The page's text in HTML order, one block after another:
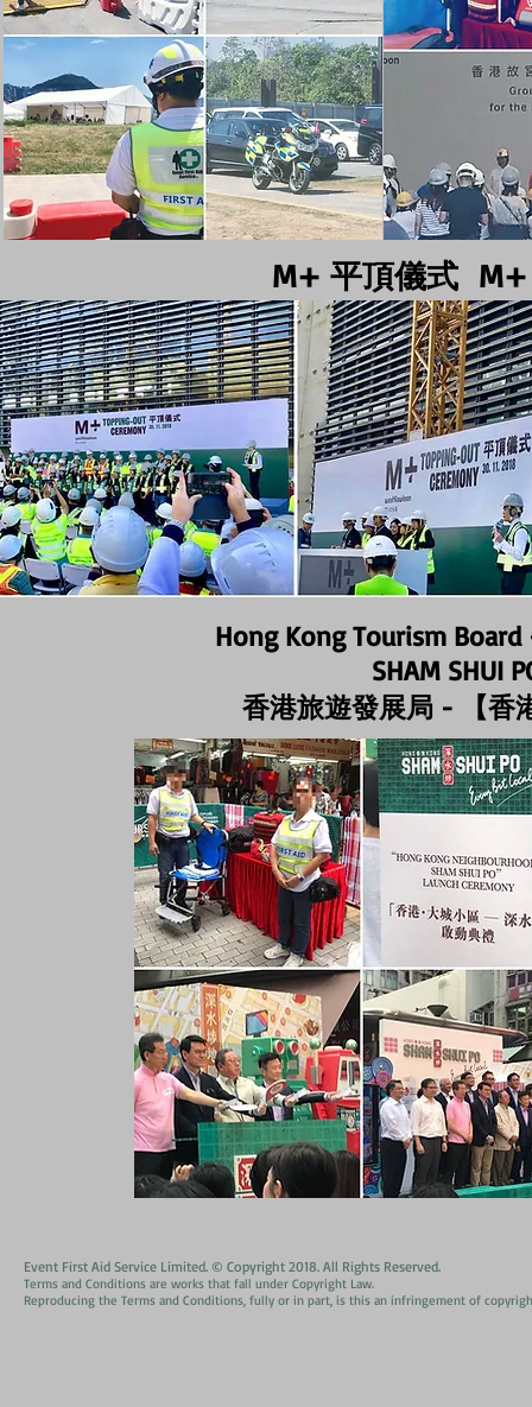
Hong Kong Tourism Board -
SHAM SHUI
香港旅遊發展局 - 【香
M+ 平頂儀式 M+
Event First Aid Service Limited. © Copyright 2018. All Rights Reserved.
Terms and Conditions are works that fall under Copyright Law.
Reproducing the Terms and Conditions, fully or in part, is this an infringement of